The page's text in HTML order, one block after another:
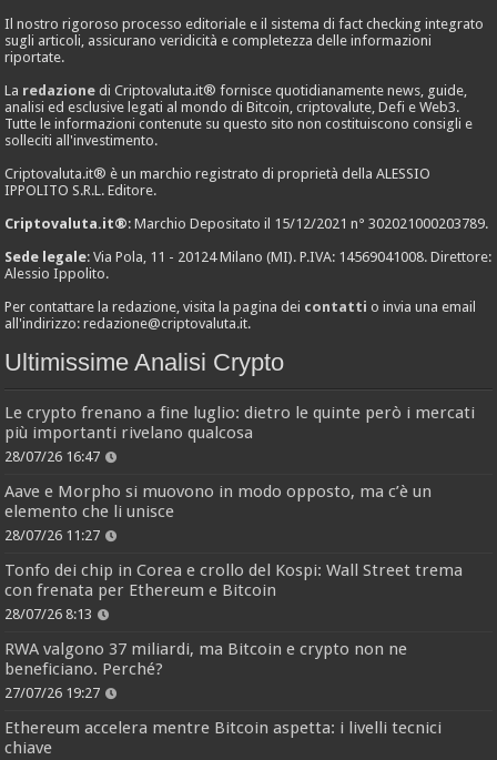
Il nostro rigoroso processo editoriale e il sistema di fact checking integrato
sugli articoli, assicurano veridicità e completezza delle informazioni
riportate.
La redazione di Criptovaluta.it® fornisce quotidianamente news, guide,
analisi ed esclusive legati al mondo di Bitcoin, criptovalute, Defi e Web3.
Tutte le informazioni contenute su questo sito non costituiscono consigli e
solleciti all'investimento.
Criptovaluta.it® è un marchio registrato di proprietà della ALESSIO
IPPOLITO S.R.L. Editore.
Criptovaluta.it®: Marchio Depositato il 15/12/2021 n° 302021000203789.
Sede legale: Via Pola, 11 - 20124 Milano (MI). P.IVA: 14569041008. Direttore:
Alessio Ippolito.
Per contattare la redazione, visita la pagina dei contatti o invia una email
all'indirizzo:redazione@criptovaluta.it.
Ultimissime Analisi Crypto
Le crypto frenano a fine luglio: dietro le quinte però i mercati
più importanti rivelano qualcosa
28/07/26 16:47
Aave e Morpho si muovono in modo opposto, ma c’è un
elemento che li unisce
28/07/26 11:27
Tonfo dei chip in Corea e crollo del Kospi: Wall Street trema
con frenata per Ethereum e Bitcoin
28/07/26 8:13
RWA valgono 37 miliardi, ma Bitcoin e crypto non ne
beneficiano. Perché?
27/07/26 19:27
Ethereum accelera mentre Bitcoin aspetta: i livelli tecnici
chiave